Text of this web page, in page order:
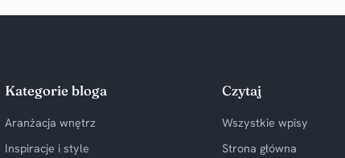
Kategorie bloga
Aranżacja wnętrz
Inspiracje i style
Czytaj
Wszystkie wpisy
Strona główna